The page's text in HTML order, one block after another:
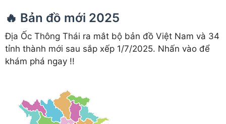
🔥 Bản đồ mới 2025
Địa Ốc Thông Thái ra mắt bộ bản đồ Việt Nam và 34
tỉnh thành mới sau sắp xếp 1/7/2025. Nhấn vào để
khám phá ngay !!